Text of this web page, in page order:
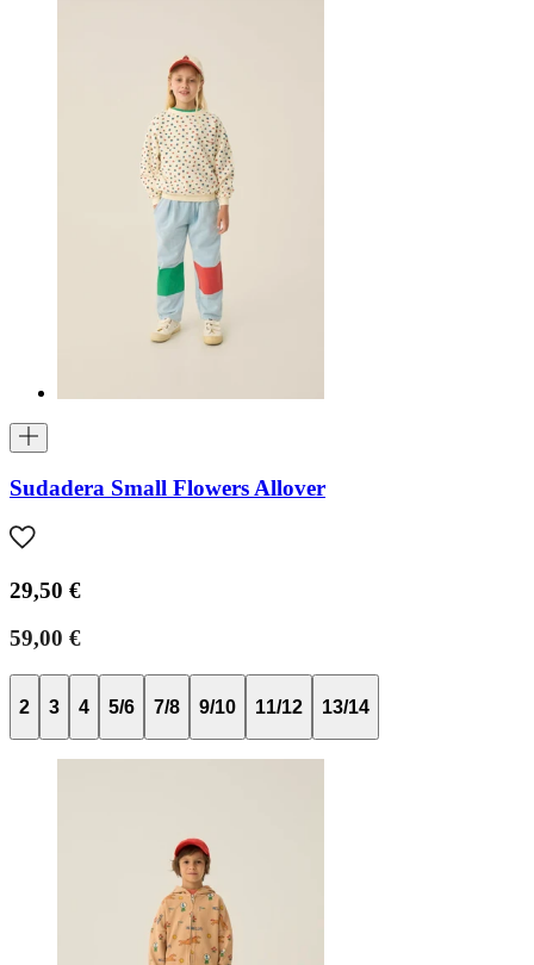
Sudadera Small Flowers Allover
29,50 €
59,00 €
2 3 4 5/6 7/8 9/10 11/12 13/14